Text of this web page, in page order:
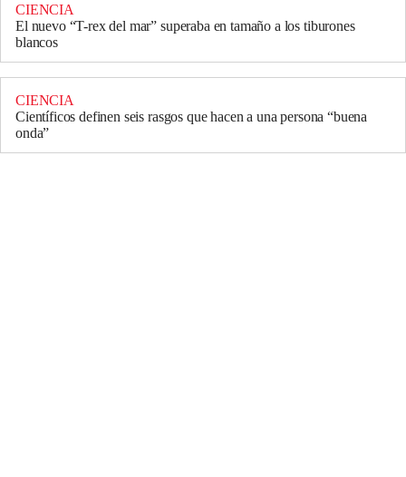
CIENCIA
El nuevo “T-rex del mar” superaba en tamaño a los tiburones
blancos
CIENCIA
Científicos definen seis rasgos que hacen a una persona “buena
onda”